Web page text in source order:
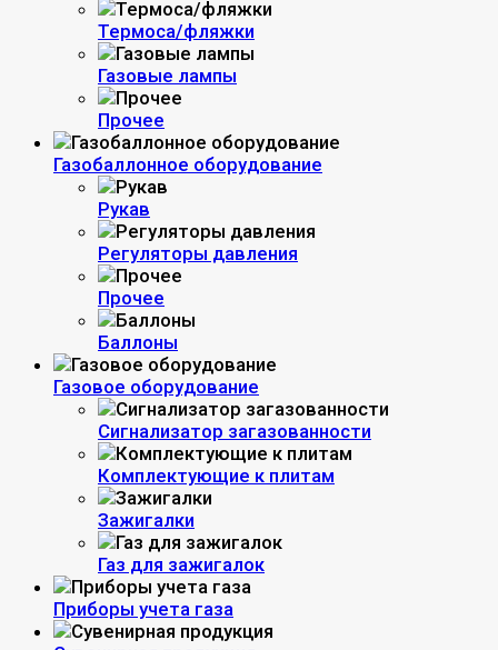
Термоса/фляжки
Газовые лампы
Прочее
Газобаллонное оборудование
Рукав
Регуляторы давления
Прочее
Баллоны
Газовое оборудование
Сигнализатор загазованности
Комплектующие к плитам
Зажигалки
Газ для зажигалок
Приборы учета газа